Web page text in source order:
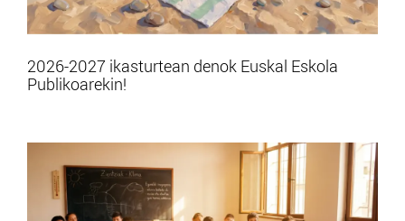
2026-2027 ikasturtean denok Euskal Eskola
Publikoarekin!